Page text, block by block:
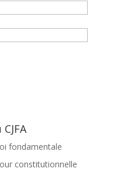
fondamentale
constitutionnelle